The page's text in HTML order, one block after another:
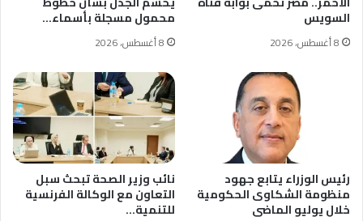
السويس
8 أغسطس، 2026
محمول مسجلة بأسماء…
8 أغسطس، 2026
رئيس الوزراء يتابع جهود
منظومة الشكاوى الحكومية
خلال يوليو الماضى
نائب وزير الصحة تبحث سبل
التعاون مع الوكالة الفرنسية
للتنمية…